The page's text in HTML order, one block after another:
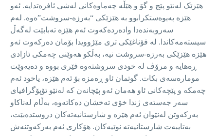
هێزێک لەنێو پێچ و گۆ و هێڵە چەماوەکانی لەشی ئافرەتدایە. ئەو
هێزە پەیوەستکرابوو بە هێزێکی “بەرزە-سروشت”ەوە. لەم
سەروبەندەدا وادەردەکەوت ئەم هێزە تەبابێت لەگەڵ
سیستەمەکاندا. لە قۆناغێکی تری مێژوویدا بۆمان دەرکەوت ئەو
هێزە هێزێکی بەرزە-سروشت نیە، بەڵکو هەوێنی چەمکی ئازادی
ڕەهایە و مرۆڤ لە خودی سروشتەوە فێری بووە و دەیەوێت
مومارەسەی بکات. گوتمان ئاو ڕەمزە بۆ ئەم هێزە، یاخود ئەم
چەمکە و پێچەکانی ئاو هەمان ئەو پێچانەن کە لەنێو تۆپۆگرافیای
سەر جەستەی ژندا خۆی تەخشان دەکاتەوە، بەڵام لەناکاو
بەرکەوتن لەنێوان ئەم هێزە و شارستانیەتەکان دروستدەبێت،
بەتایبەت شارستانیەتە نوێیەکان. هۆکاری ئەم بەرکەوتنەش